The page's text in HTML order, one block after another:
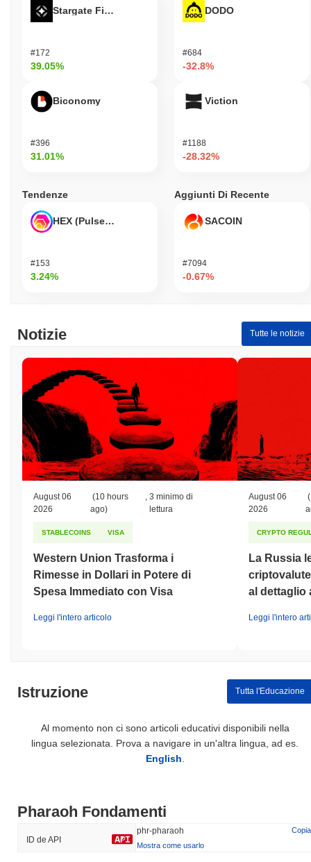
Stargate Finance
#172
39.05%
Biconomy
#396
31.01%
DODO
#684
-32.8%
Viction
#1188
-28.32%
Tendenze
HEX (Pulsechain)
#153
3.24%
Aggiunti Di Recente
SACOIN
#7094
-0.67%
Notizie Tutte le notizie
August 06
2026
(10 hours
ago)
3 minimo di
lettura
STABLECOINS VISA
Western Union Trasforma i
Rimesse in Dollari in Potere di
Spesa Immediato con Visa
Leggi l'intero articolo
August 06
2026
CRYPTO
La Russia
al dettaglio
Leggi l'intero
Istruzione Tutta l'Educazione
Al momento non ci sono articoli educativi disponibili nella
lingua selezionata. Prova a navigare in un'altra lingua, ad es.
English
Pharaoh Fondamenti
ID de API
phr-pharaoh
Copia
Mostra come usarlo